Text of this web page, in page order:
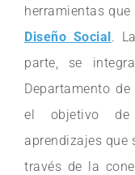
herramientas
Diseño Social.
parte, se
Departamento
el objetivo de
aprendizajes que
través de la